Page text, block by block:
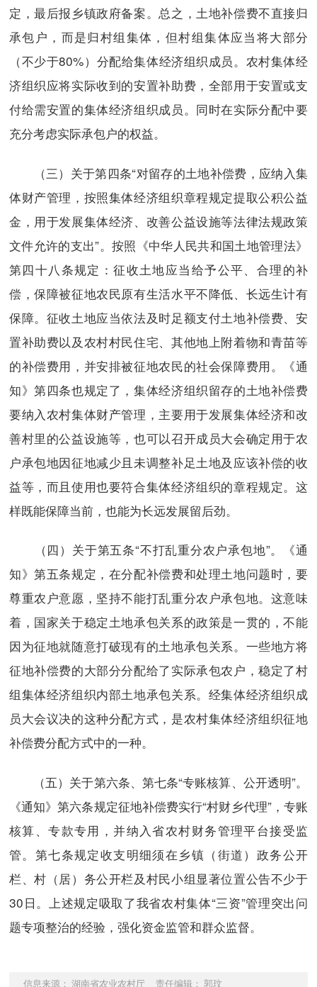
定，最后报乡镇政府备案。总之，土地补偿费不直接归
承包户，而是归村组集体，但村组集体应当将大部分
（不少于80%）分配给集体经济组织成员。农村集体经
济组织应将实际收到的安置补助费，全部用于安置或支
付给需安置的集体经济组织成员。同时在实际分配中要
充分考虑实际承包户的权益。
（三）关于第四条“对留存的土地补偿费，应纳入集
体财产管理，按照集体经济组织章程规定提取公积公益
金，用于发展集体经济、改善公益设施等法律法规政策
文件允许的支出”。按照《中华人民共和国土地管理法》
第四十八条规定：征收土地应当给予公平、合理的补
偿，保障被征地农民原有生活水平不降低、长远生计有
保障。征收土地应当依法及时足额支付土地补偿费、安
置补助费以及农村村民住宅、其他地上附着物和青苗等
的补偿费用，并安排被征地农民的社会保障费用。《通
知》第四条也规定了，集体经济组织留存的土地补偿费
要纳入农村集体财产管理，主要用于发展集体经济和改
善村里的公益设施等，也可以召开成员大会确定用于农
户承包地因征地减少且未调整补足土地及应该补偿的收
益等，而且使用也要符合集体经济组织的章程规定。这
样既能保障当前，也能为长远发展留后劲。
（四）关于第五条“不打乱重分农户承包地”。《通
知》第五条规定，在分配补偿费和处理土地问题时，要
尊重农户意愿，坚持不能打乱重分农户承包地。这意味
着，国家关于稳定土地承包关系的政策是一贯的，不能
因为征地就随意打破现有的土地承包关系。一些地方将
征地补偿费的大部分分配给了实际承包农户，稳定了村
组集体经济组织内部土地承包关系。经集体经济组织成
员大会议决的这种分配方式，是农村集体经济组织征地
补偿费分配方式中的一种。
（五）关于第六条、第七条“专账核算、公开透明”。
《通知》第六条规定征地补偿费实行“村财乡代理”，专账
核算、专款专用，并纳入省农村财务管理平台接受监
管。第七条规定收支明细须在乡镇（街道）政务公开
栏、村（居）务公开栏及村民小组显著位置公告不少于
30日。上述规定吸取了我省农村集体“三资”管理突出问
题专项整治的经验，强化资金监管和群众监督。
信息来源： 湖南省农业农村厅 责任编辑： 郭玟